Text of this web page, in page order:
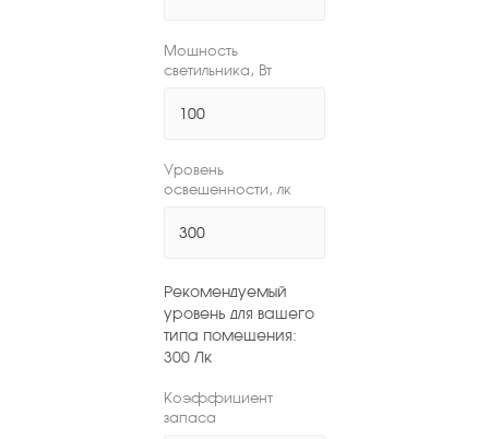
Мощность
светильника, Вт
Уровень
освещенности, лк
Рекомендуемый
уровень для вашего
типа помещения:
300 Лк
Коэффициент
запаса